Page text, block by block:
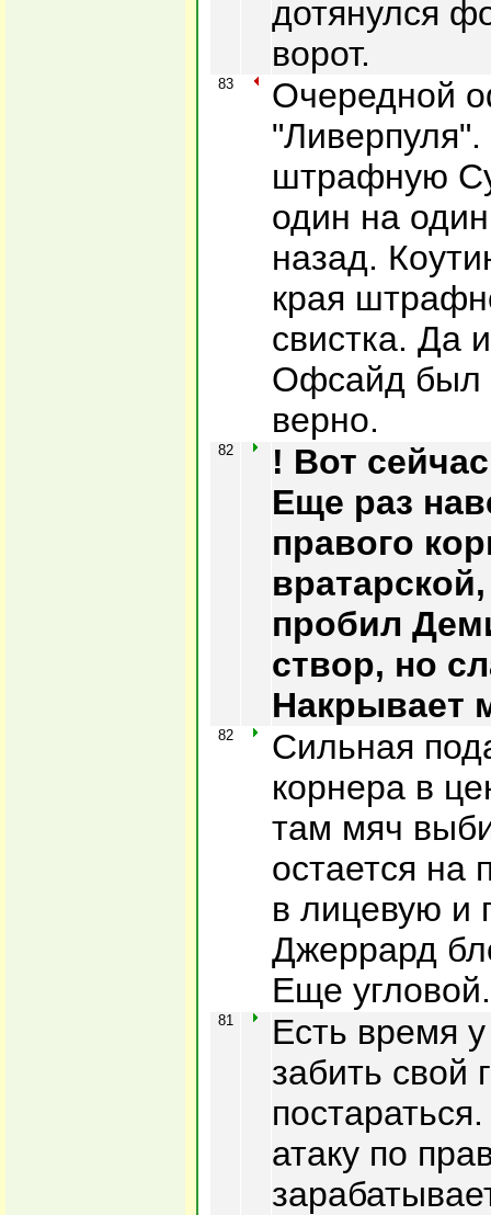
дотянулся
ворот.
83
Очередной
штрафную
один на
назад.
края
свистка. Да
Офсайд был
верно.
82
! Вот
Еще раз
правого
пробил
створ, но
Накрывает
82
Сильная
корнера в
там мяч
остается на
в лицевую и
Джеррард
Еще угловой.
81
Есть время
забить свой
атаку по